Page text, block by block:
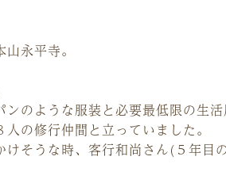
永平寺。
のような服装と必要最低限の生
の修行仲間と立っていました。
そうな時、客行和尚さん(５年目